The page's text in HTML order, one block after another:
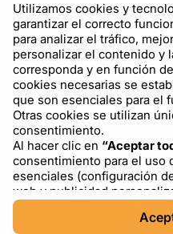
ES
Utilizamos cookies y
garantizar el correcto
para analizar el tráfico,
personalizar el contenido y
corresponda y en función
cookies necesarias se
que son esenciales para el
Otras cookies se utilizan
consentimiento.
Al hacer clic en “Aceptar
consentimiento para el uso
esenciales (configuración
web y publicidad
“Rechazar todo”
las cookies necesarias. Al